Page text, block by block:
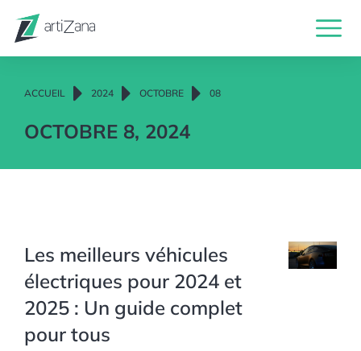
Vous êtes ici :
ACCUEIL 2024 OCTOBRE 08
OCTOBRE 8, 2024
Les meilleurs véhicules
électriques pour 2024 et
2025 : Un guide complet
pour tous